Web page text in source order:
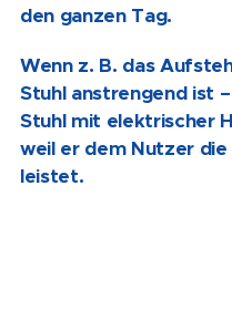
den ganzen Tag.
Wenn z. B. das
Stuhl anstrengend ist
Stuhl mit elektrischer
weil er dem Nutzer
leistet.